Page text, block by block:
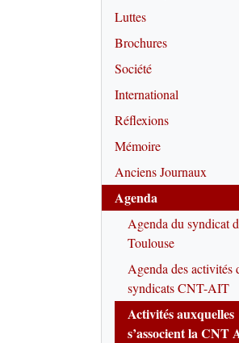
Luttes
Brochures
Société
International
Réflexions
Mémoire
Anciens Journaux
Agenda
Agenda du syndicat
Toulouse
Agenda des activités
syndicats CNT-AIT
Activités auxquelles
s’associent la CNT